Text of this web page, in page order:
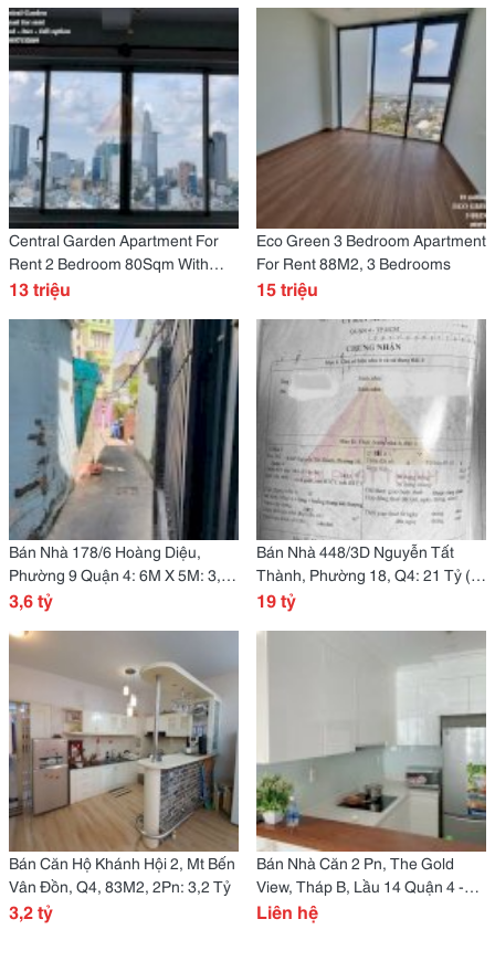
Central Garden Apartment For
Rent 2 Bedroom 80Sqm With
Bitexco View, Full Furniture 13
13 triệu
Eco Green 3 Bedroom Apartment
For Rent 88M2, 3 Bedrooms
15 triệu
Bán Nhà 178/6 Hoàng Diệu,
Phường 9 Quận 4: 6M X 5M: 3,6
Tỷ ( Thương Lượng)
3,6 tỷ
Bán Nhà 448/3D Nguyễn Tất
Thành, Phường 18, Q4: 21 Tỷ (
Thương Lượng)
19 tỷ
Bán Căn Hộ Khánh Hội 2, Mt Bến
Vân Đồn, Q4, 83M2, 2Pn: 3,2 Tỷ
3,2 tỷ
Bán Nhà Căn 2 Pn, The Gold
View, Tháp B, Lầu 14 Quận 4 -
Tphcm 7
Liên hệ